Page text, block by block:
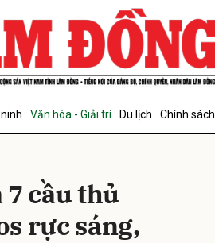
Văn hóa - Giải trí Du lịch Chính sách
cầu thủ
rực sáng,